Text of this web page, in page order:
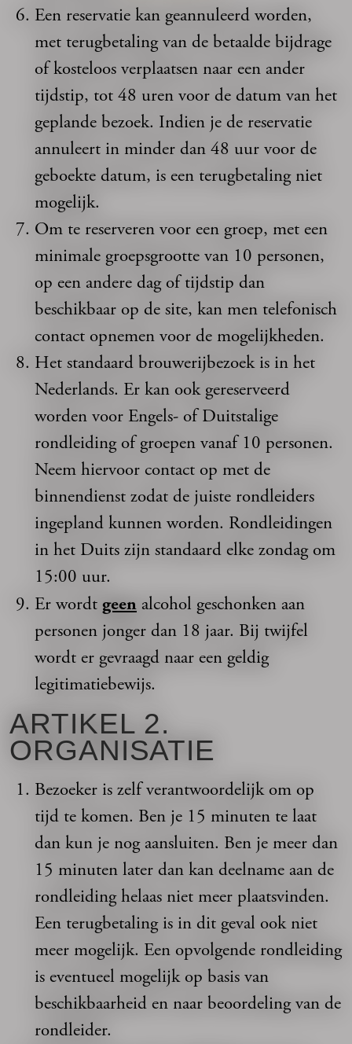
Een reservatie kan geannuleerd worden,
met terugbetaling van de betaalde bijdrage
of kosteloos verplaatsen naar een ander
tijdstip, tot 48 uren voor de datum van het
geplande bezoek. Indien je de reservatie
annuleert in minder dan 48 uur voor de
geboekte datum, is een terugbetaling niet
mogelijk.
Om te reserveren voor een groep, met een
minimale groepsgrootte van 10 personen,
op een andere dag of tijdstip dan
beschikbaar op de site, kan men telefonisch
contact opnemen voor de mogelijkheden.
Het standaard brouwerijbezoek is in het
Nederlands. Er kan ook gereserveerd
worden voor Engels- of Duitstalige
rondleiding of groepen vanaf 10 personen.
Neem hiervoor contact op met de
binnendienst zodat de juiste rondleiders
ingepland kunnen worden. Rondleidingen
in het Duits zijn standaard elke zondag om
15:00 uur.
Er wordt geen alcohol geschonken aan
personen jonger dan 18 jaar. Bij twijfel
wordt er gevraagd naar een geldig
legitimatiebewijs.
ARTIKEL 2.
ORGANISATIE
Bezoeker is zelf verantwoordelijk om op
tijd te komen. Ben je 15 minuten te laat
dan kun je nog aansluiten. Ben je meer dan
15 minuten later dan kan deelname aan de
rondleiding helaas niet meer plaatsvinden.
Een terugbetaling is in dit geval ook niet
meer mogelijk. Een opvolgende rondleiding
is eventueel mogelijk op basis van
beschikbaarheid en naar beoordeling van de
rondleider.